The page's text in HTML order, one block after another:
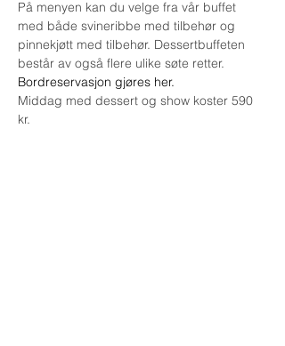
På menyen kan du velge fra vår buffet
med både svineribbe med tilbehør og
pinnekjøtt med tilbehør. Dessertbuffeten
består av også flere ulike søte retter.
Bordreservasjon gjøres her.
Middag med dessert og show koster 590
kr.